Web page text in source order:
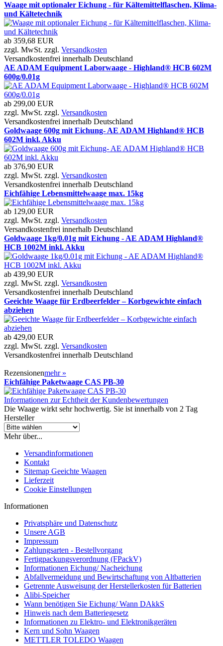
Waage mit optionaler Eichung - für Kältemittelflaschen, Klima-
und Kältetechnik
ab 359,68 EUR
zzgl. MwSt. zzgl. Versandkosten
Versandkostenfrei innerhalb Deutschland
AE ADAM Equipment Laborwaage - Highland® HCB 602M
600g/0.01g
ab 299,00 EUR
zzgl. MwSt. zzgl. Versandkosten
Versandkostenfrei innerhalb Deutschland
Goldwaage 600g mit Eichung- AE ADAM Highland® HCB
602M inkl. Akku
ab 376,90 EUR
zzgl. MwSt. zzgl. Versandkosten
Versandkostenfrei innerhalb Deutschland
Eichfähige Lebensmittelwaage max. 15kg
ab 129,00 EUR
zzgl. MwSt. zzgl. Versandkosten
Versandkostenfrei innerhalb Deutschland
Goldwaage 1kg/0.01g mit Eichung - AE ADAM Highland®
HCB 1002M inkl. Akku
ab 439,90 EUR
zzgl. MwSt. zzgl. Versandkosten
Versandkostenfrei innerhalb Deutschland
Geeichte Waage für Erdbeerfelder – Korbgewichte einfach
abziehen
ab 429,00 EUR
zzgl. MwSt. zzgl. Versandkosten
Versandkostenfrei innerhalb Deutschland
Rezensionenmehr »
Eichfähige Paketwaage CAS PB-30
Informationen zur Echtheit der Kundenbewertungen
Die Waage wirkt sehr hochwertig. Sie ist innerhalb von 2 Tag
Hersteller
Mehr über...
Versandinformationen
Kontakt
Sitemap Geeichte Waagen
Lieferzeit
Cookie Einstellungen
Informationen
Privatsphäre und Datenschutz
Unsere AGB
Impressum
Zahlungsarten - Bestellvorgang
Fertigpackungsverordnung (FPackV)
Informationen Eichung/ Nacheichung
Abfallvermeidung und Bewirtschaftung von Altbatterien
Getrennte Ausweisung der Herstellerkosten für Batterien
Alibi-Speicher
Wann benötigen Sie Eichung/ Wann DAkkS
Hinweis nach dem Batteriegesetz
Informationen zu Elektro- und Elektronikgeräten
Kern und Sohn Waagen
METTLER TOLEDO Waagen